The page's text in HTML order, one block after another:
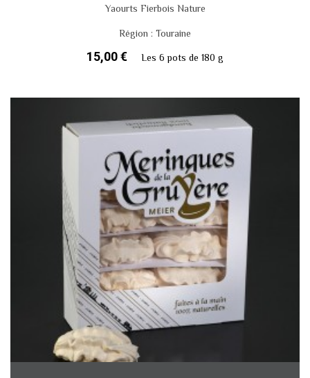
Yaourts Fierbois Nature
Région : Touraine
15,00 € Les 6 pots de 180 g